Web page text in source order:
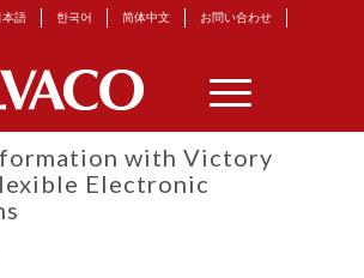
本語 한국어 简体中文 お問い合わせ
with Victory
Electronic